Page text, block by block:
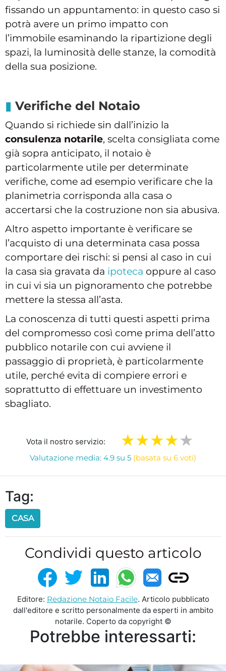
fissando un appuntamento: in questo caso si
potrà avere un primo impatto con
l’immobile esaminando la ripartizione degli
spazi, la luminosità delle stanze, la comodità
della sua posizione.
Verifiche del Notaio
Quando si richiede sin dall’inizio la
consulenza notarile, scelta consigliata come
già sopra anticipato, il notaio è
particolarmente utile per determinate
verifiche, come ad esempio verificare che la
planimetria corrisponda alla casa o
accertarsi che la costruzione non sia abusiva.
Altro aspetto importante è verificare se
l’acquisto di una determinata casa possa
comportare dei rischi: si pensi al caso in cui
la casa sia gravata da ipoteca oppure al caso
in cui vi sia un pignoramento che potrebbe
mettere la stessa all’asta.
La conoscenza di tutti questi aspetti prima
del compromesso così come prima dell’atto
pubblico notarile con cui avviene il
passaggio di proprietà, è particolarmente
utile, perché evita di compiere errori e
soprattutto di effettuare un investimento
sbagliato.
Vota il nostro servizio:
Valutazione media: 4.9 su 5 (basata su 6 voti)
Tag:
CASA
Condividi questo articolo
Editore: Redazione Notaio Facile. Articolo pubblicato
dall'editore e scritto personalmente da esperti in ambito
notarile. Coperto da copyright ©
Potrebbe interessarti: